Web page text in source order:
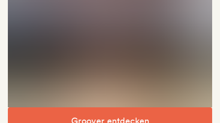
Groover entdecken